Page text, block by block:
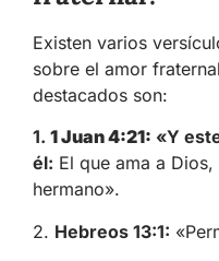
Existen varios
sobre el amor
destacados son:
1. 1 Juan 4:21: «Y
él: El que ama a
hermano».
2. Hebreos 13:1: